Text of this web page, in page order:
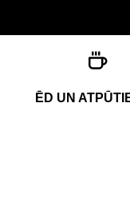
ĒD UN